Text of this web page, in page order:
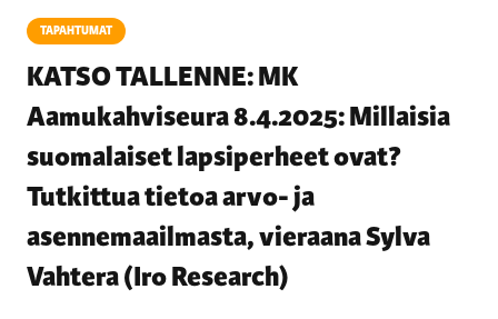
TAPAHTUMAT
KATSO TALLENNE: MK
Aamukahviseura 8.4.2025: Millaisia
suomalaiset lapsiperheet ovat?
Tutkittua tietoa arvo- ja
asennemaailmasta, vieraana Sylva
Vahtera (Iro Research)